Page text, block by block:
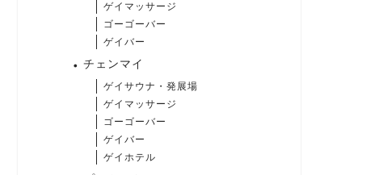
ゲイマッサージ
ゴーゴーバー
ゲイバー
チェンマイ
ゲイサウナ・発展場
ゲイマッサージ
ゴーゴーバー
ゲイバー
ゲイホテル